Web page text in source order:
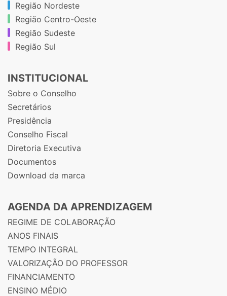
Região Nordeste
Região Centro-Oeste
Região Sudeste
Região Sul
INSTITUCIONAL
Sobre o Conselho
Secretários
Presidência
Conselho Fiscal
Diretoria Executiva
Documentos
Download da marca
AGENDA DA APRENDIZAGEM
REGIME DE COLABORAÇÃO
ANOS FINAIS
TEMPO INTEGRAL
VALORIZAÇÃO DO PROFESSOR
FINANCIAMENTO
ENSINO MÉDIO